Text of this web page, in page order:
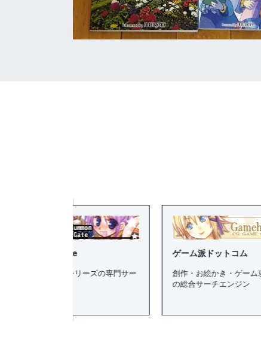
シリーズの専門サー
ゲーム派ドットコム
創作・お絵かき・ゲーム攻略全般
の総合サーチエンジン